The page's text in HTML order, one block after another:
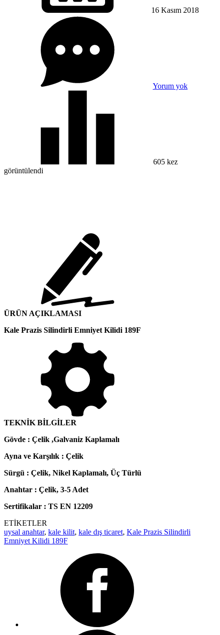
16 Kasım 2018
Yorum yok
605 kez
görüntülendi
ÜRÜN AÇIKLAMASI
Kale Prazis Silindirli Emniyet Kilidi 189F
TEKNİK BİLGİLER
Gövde : Çelik ,Galvaniz Kaplamalı
Ayna ve Karşılık : Çelik
Sürgü : Çelik, Nikel Kaplamalı, Üç Türlü
Anahtar : Çelik, 3-5 Adet
Sertifikalar : TS EN 12209
ETİKETLER
uysal anahtar, kale kilit, kale dış ticaret, Kale Prazis Silindirli
Emniyet Kilidi 189F